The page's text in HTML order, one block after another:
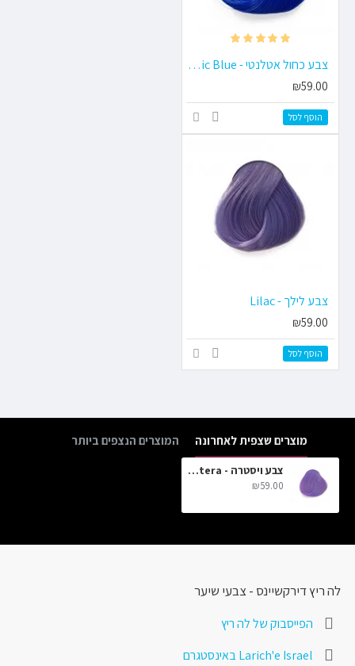
צבע כחול אטלנטי - Atlantic Blue
₪59.00
הוסף לסל
צבע לילך - Lilac
₪59.00
הוסף לסל
מוצרים שצפית לאחרונה המוצרים הנצפים ביותר
צבע ויסטרה - Wistera
₪59.00
לה ריץ דירקשיינס - צבעי שיער
הפייסבוק של לה ריץ
Larich'e Israel באינסטגרם